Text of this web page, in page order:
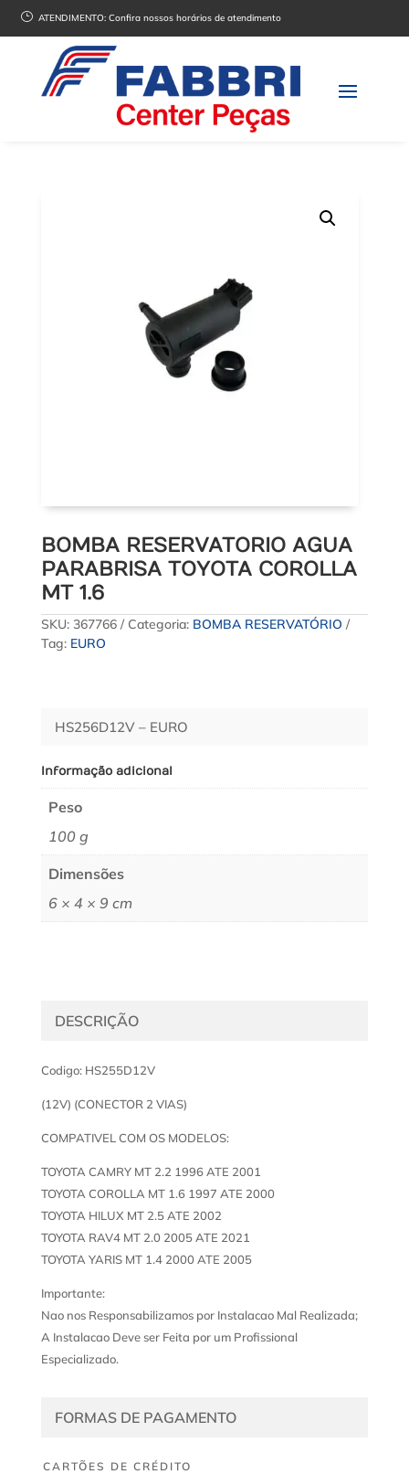
} ATENDIMENTO:Confira nossos horários de atendimento
BOMBA RESERVATORIO AGUA
PARABRISA TOYOTA COROLLA
MT 1.6
SKU: 367766 Categoria: BOMBA RESERVATÓRIO
Tag: EURO
HS256D12V – EURO
Informação adicional
Peso
100 g
Dimensões
6 × 4 × 9 cm
DESCRIÇÃO
Codigo: HS255D12V
(12V) (CONECTOR 2 VIAS)
COMPATIVEL COM OS MODELOS:
TOYOTA CAMRY MT 2.2 1996 ATE 2001
TOYOTA COROLLA MT 1.6 1997 ATE 2000
TOYOTA HILUX MT 2.5 ATE 2002
TOYOTA RAV4 MT 2.0 2005 ATE 2021
TOYOTA YARIS MT 1.4 2000 ATE 2005
Importante:
Nao nos Responsabilizamos por Instalacao Mal Realizada;
A Instalacao Deve ser Feita por um Profissional
Especializado.
FORMAS DE PAGAMENTO
CARTÕES DE CRÉDITO